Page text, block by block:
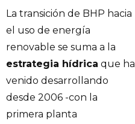
La transición de BHP hacia
el uso de energía
renovable se suma a la
estrategia hídrica que ha
venido desarrollando
desde 2006 -con la
primera planta